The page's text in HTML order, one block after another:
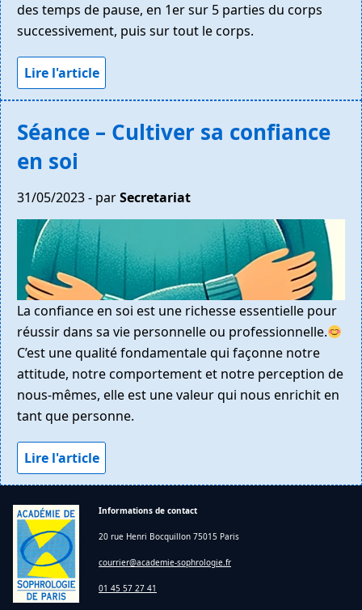
des temps de pause, en 1er sur 5 parties du corps
successivement, puis sur tout le corps.
Lire l'article
Séance – Cultiver sa confiance
en soi
31/05/2023 - parSecretariat
La confiance en soi est une richesse essentielle pour
réussir dans sa vie personnelle ou professionnelle.
C’est une qualité fondamentale qui façonne notre
attitude, notre comportement et notre perception de
nous-mêmes, elle est une valeur qui nous enrichit en
tant que personne.
Lire l'article
Informations de contact
20 rue Henri Bocquillon 75015 Paris
courrier@academie-sophrologie.fr
01 45 57 27 41